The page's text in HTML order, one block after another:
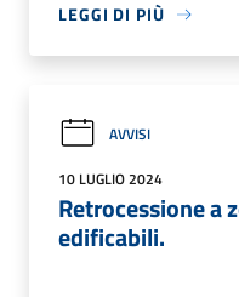
LEGGI DI PIÙ
AVVISI
10 LUGLIO 2024
Retrocessione a
edificabili.